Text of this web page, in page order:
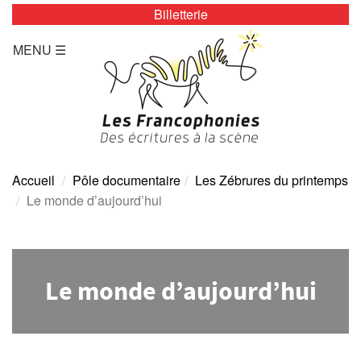
LES ZÉBRURES
Programmation/Calendrier
Presse
Tarifs
Archives
TOUTE L’ANNÉE
Billetterie
MENU ☰
Accueil Pôle documentaire
Les Zébrures du printemps
Le monde d’aujourd’hui
Le monde d’aujourd’hui